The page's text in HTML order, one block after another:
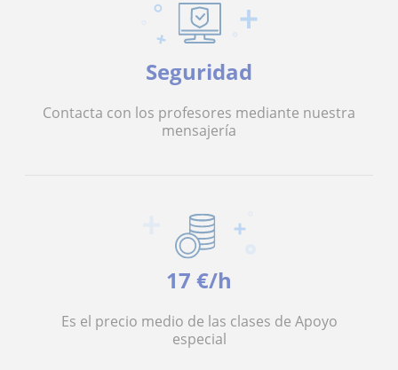
Seguridad
Contacta con los profesores mediante nuestra
mensajería
17 €/h
Es el precio medio de las clases de Apoyo
especial